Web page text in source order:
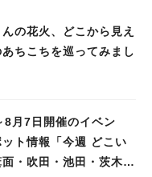
んの花火、どこから見え
ちこちを巡ってみまし
8月7日開催のイベン
ット情報「今週 どこい
・吹田・池田・茨木・